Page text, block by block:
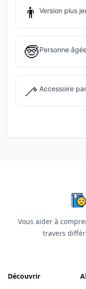
👨 Version plus
🧓Personne
🦯 Accessoire
Vous aider à
travers
Découvrir